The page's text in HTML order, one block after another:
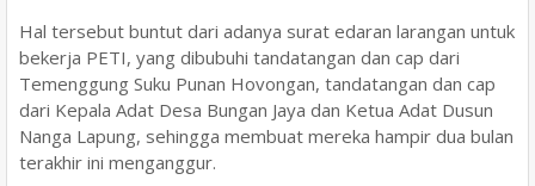
Hal tersebut buntut dari adanya surat edaran larangan untuk
bekerja PETI, yang dibubuhi tandatangan dan cap dari
Temenggung Suku Punan Hovongan, tandatangan dan cap
dari Kepala Adat Desa Bungan Jaya dan Ketua Adat Dusun
Nanga Lapung, sehingga membuat mereka hampir dua bulan
terakhir ini menganggur.